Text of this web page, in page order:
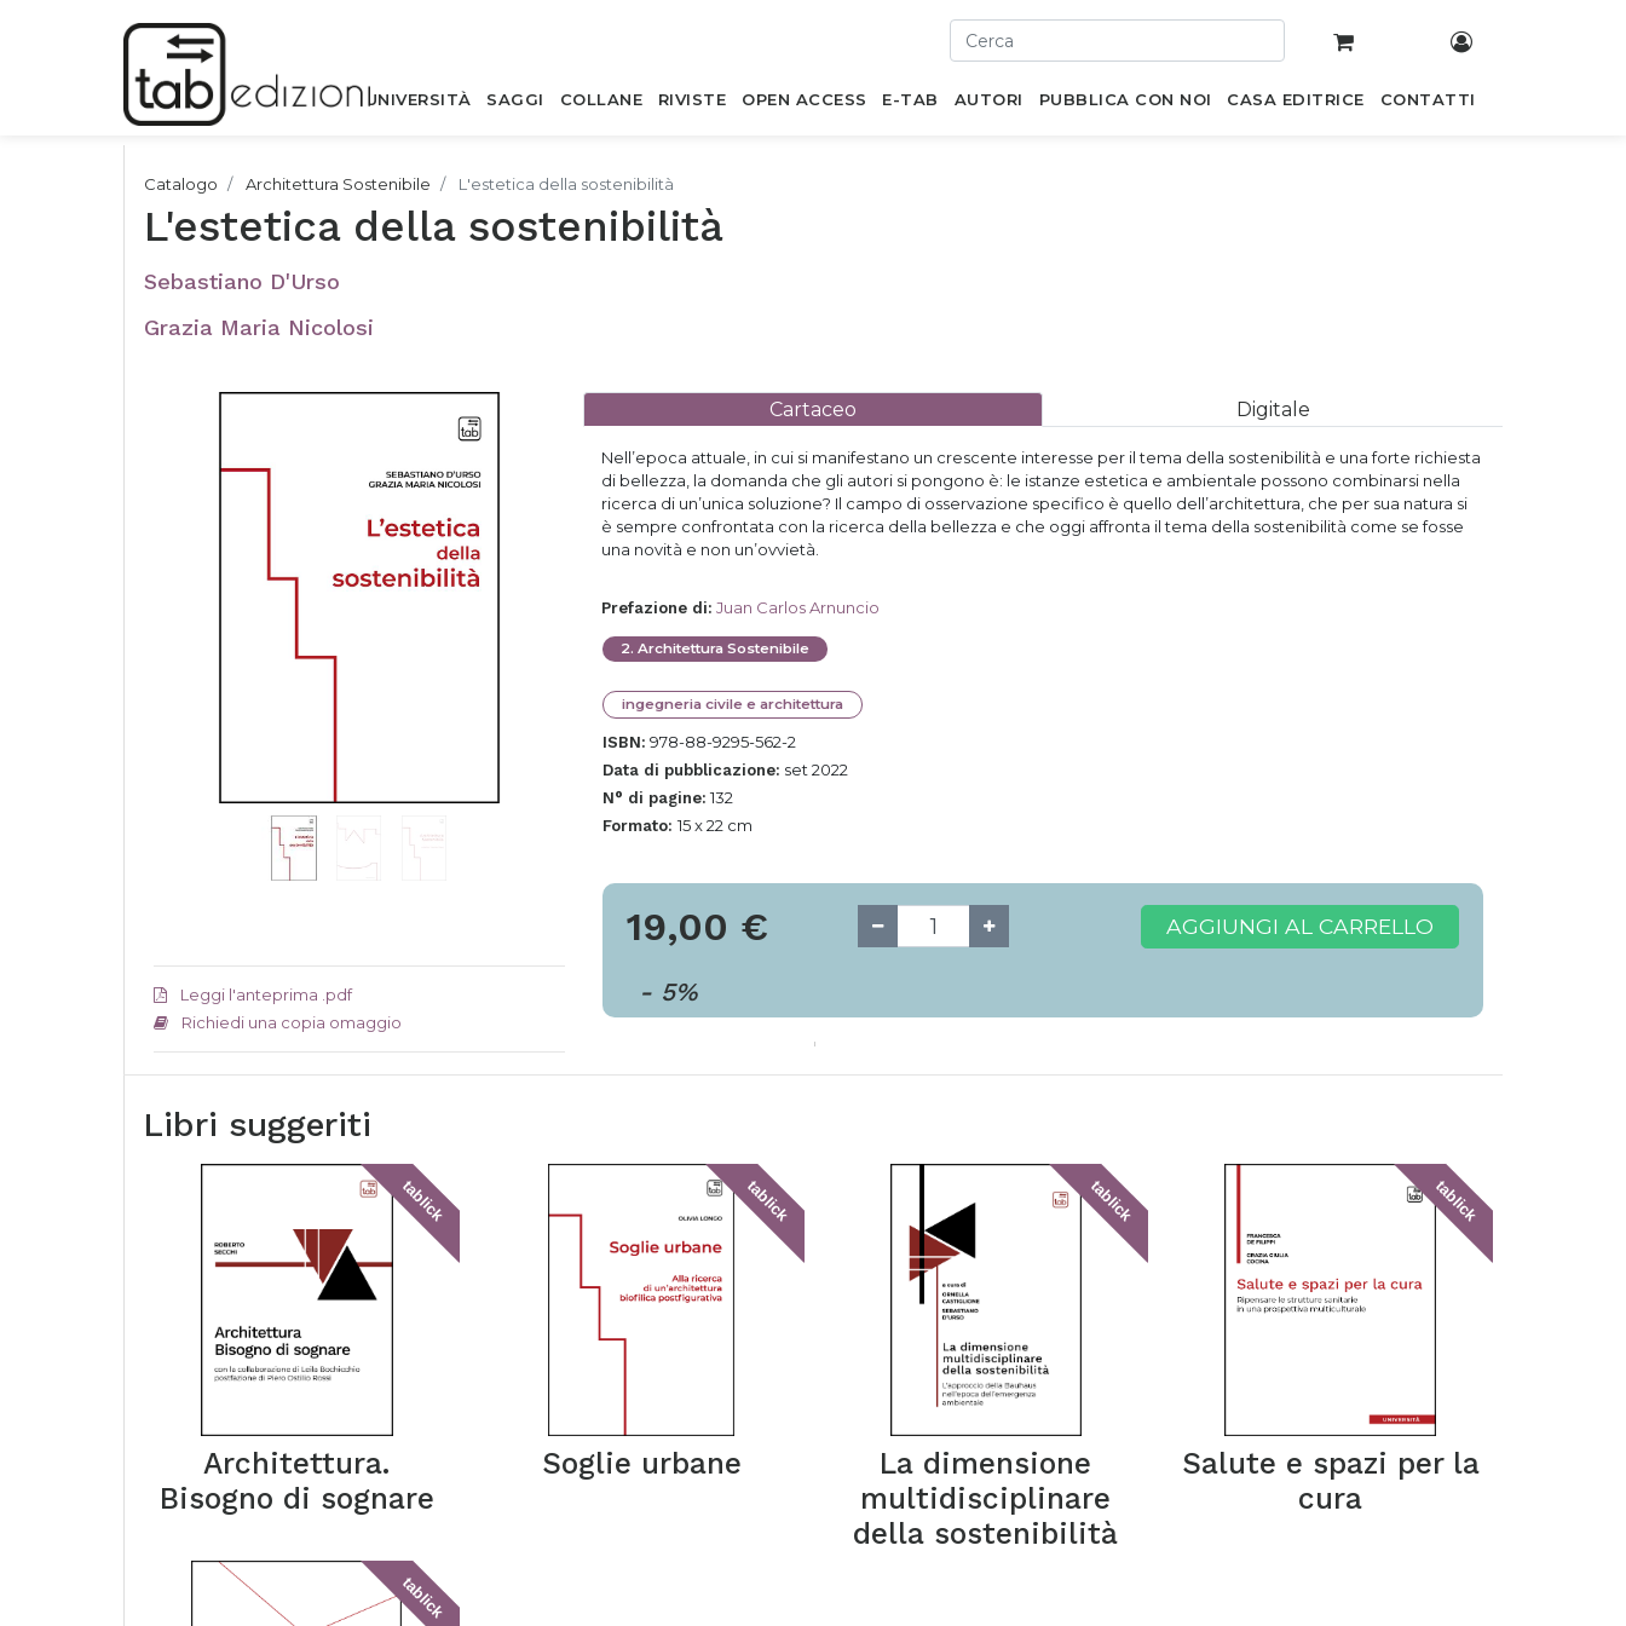
UNIVERSITÀ SAGGI COLLANE RIVISTE OPEN ACCESS E-TAB AUTORI PUBBLICA CON NOI CASA EDITRICE CONTATTI
Catalogo Architettura Sostenibile L'estetica della sostenibilità
L'estetica della sostenibilità
Sebastiano D'Urso
Grazia Maria Nicolosi
Leggi l'anteprima .pdf
Richiedi una copia omaggio
Cartaceo Digitale
Nell’epoca attuale, in cui si manifestano un crescente interesse per il tema della sostenibilità e una forte richiesta
di bellezza, la domanda che gli autori si pongono è: le istanze estetica e ambientale possono combinarsi nella
ricerca di un’unica soluzione? Il campo di osservazione specifico è quello dell’architettura, che per sua natura si
è sempre confrontata con la ricerca della bellezza e che oggi affronta il tema della sostenibilità come se fosse
una novità e non un’ovvietà.
Prefazione di: Juan Carlos Arnuncio
2. Architettura Sostenibile
ingegneria civile e architettura
ISBN: 978-88-9295-562-2
Data di pubblicazione: set 2022
N° di pagine: 132
Formato: 15 x 22 cm
19,00 €
- 5%
AGGIUNGI AL CARRELLO
Libri suggeriti
tablick
Architettura.
Bisogno di sognare
tablick
Soglie urbane
tablick
La dimensione
multidisciplinare
della sostenibilità
tablick
Salute e spazi per la
cura
tablick